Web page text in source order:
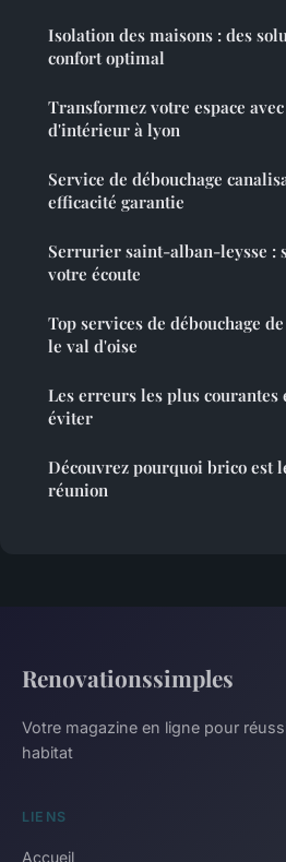
Isolation des maisons : des
confort optimal
Transformez votre espace
d'intérieur à lyon
Service de débouchage
efficacité garantie
Serrurier saint-alban-leysse :
votre écoute
Top services de débouchage
le val d'oise
Les erreurs les plus courantes
éviter
Découvrez pourquoi brico est
réunion
Renovationssimples
Votre magazine en ligne pour
habitat
LIENS
Accueil